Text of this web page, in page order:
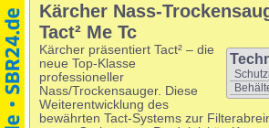
Kärcher Nass-
Tact² Me Tc
Kärcher präsentiert Tact² – die
neue Top-Klasse
professioneller
Nass/Trockensauger. Diese
Weiterentwicklung des
bewährten Tact-Systems zur